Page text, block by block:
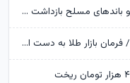
وزارت اطلاعات: ۲۱ عامل موساد و ۴ عضو باندهای مسلح بازداشت شدند
قیمت طلا و سکه امروز 15 مرداد 1405/ فرمان بازار طلا به دست اونس جهانی افتاد